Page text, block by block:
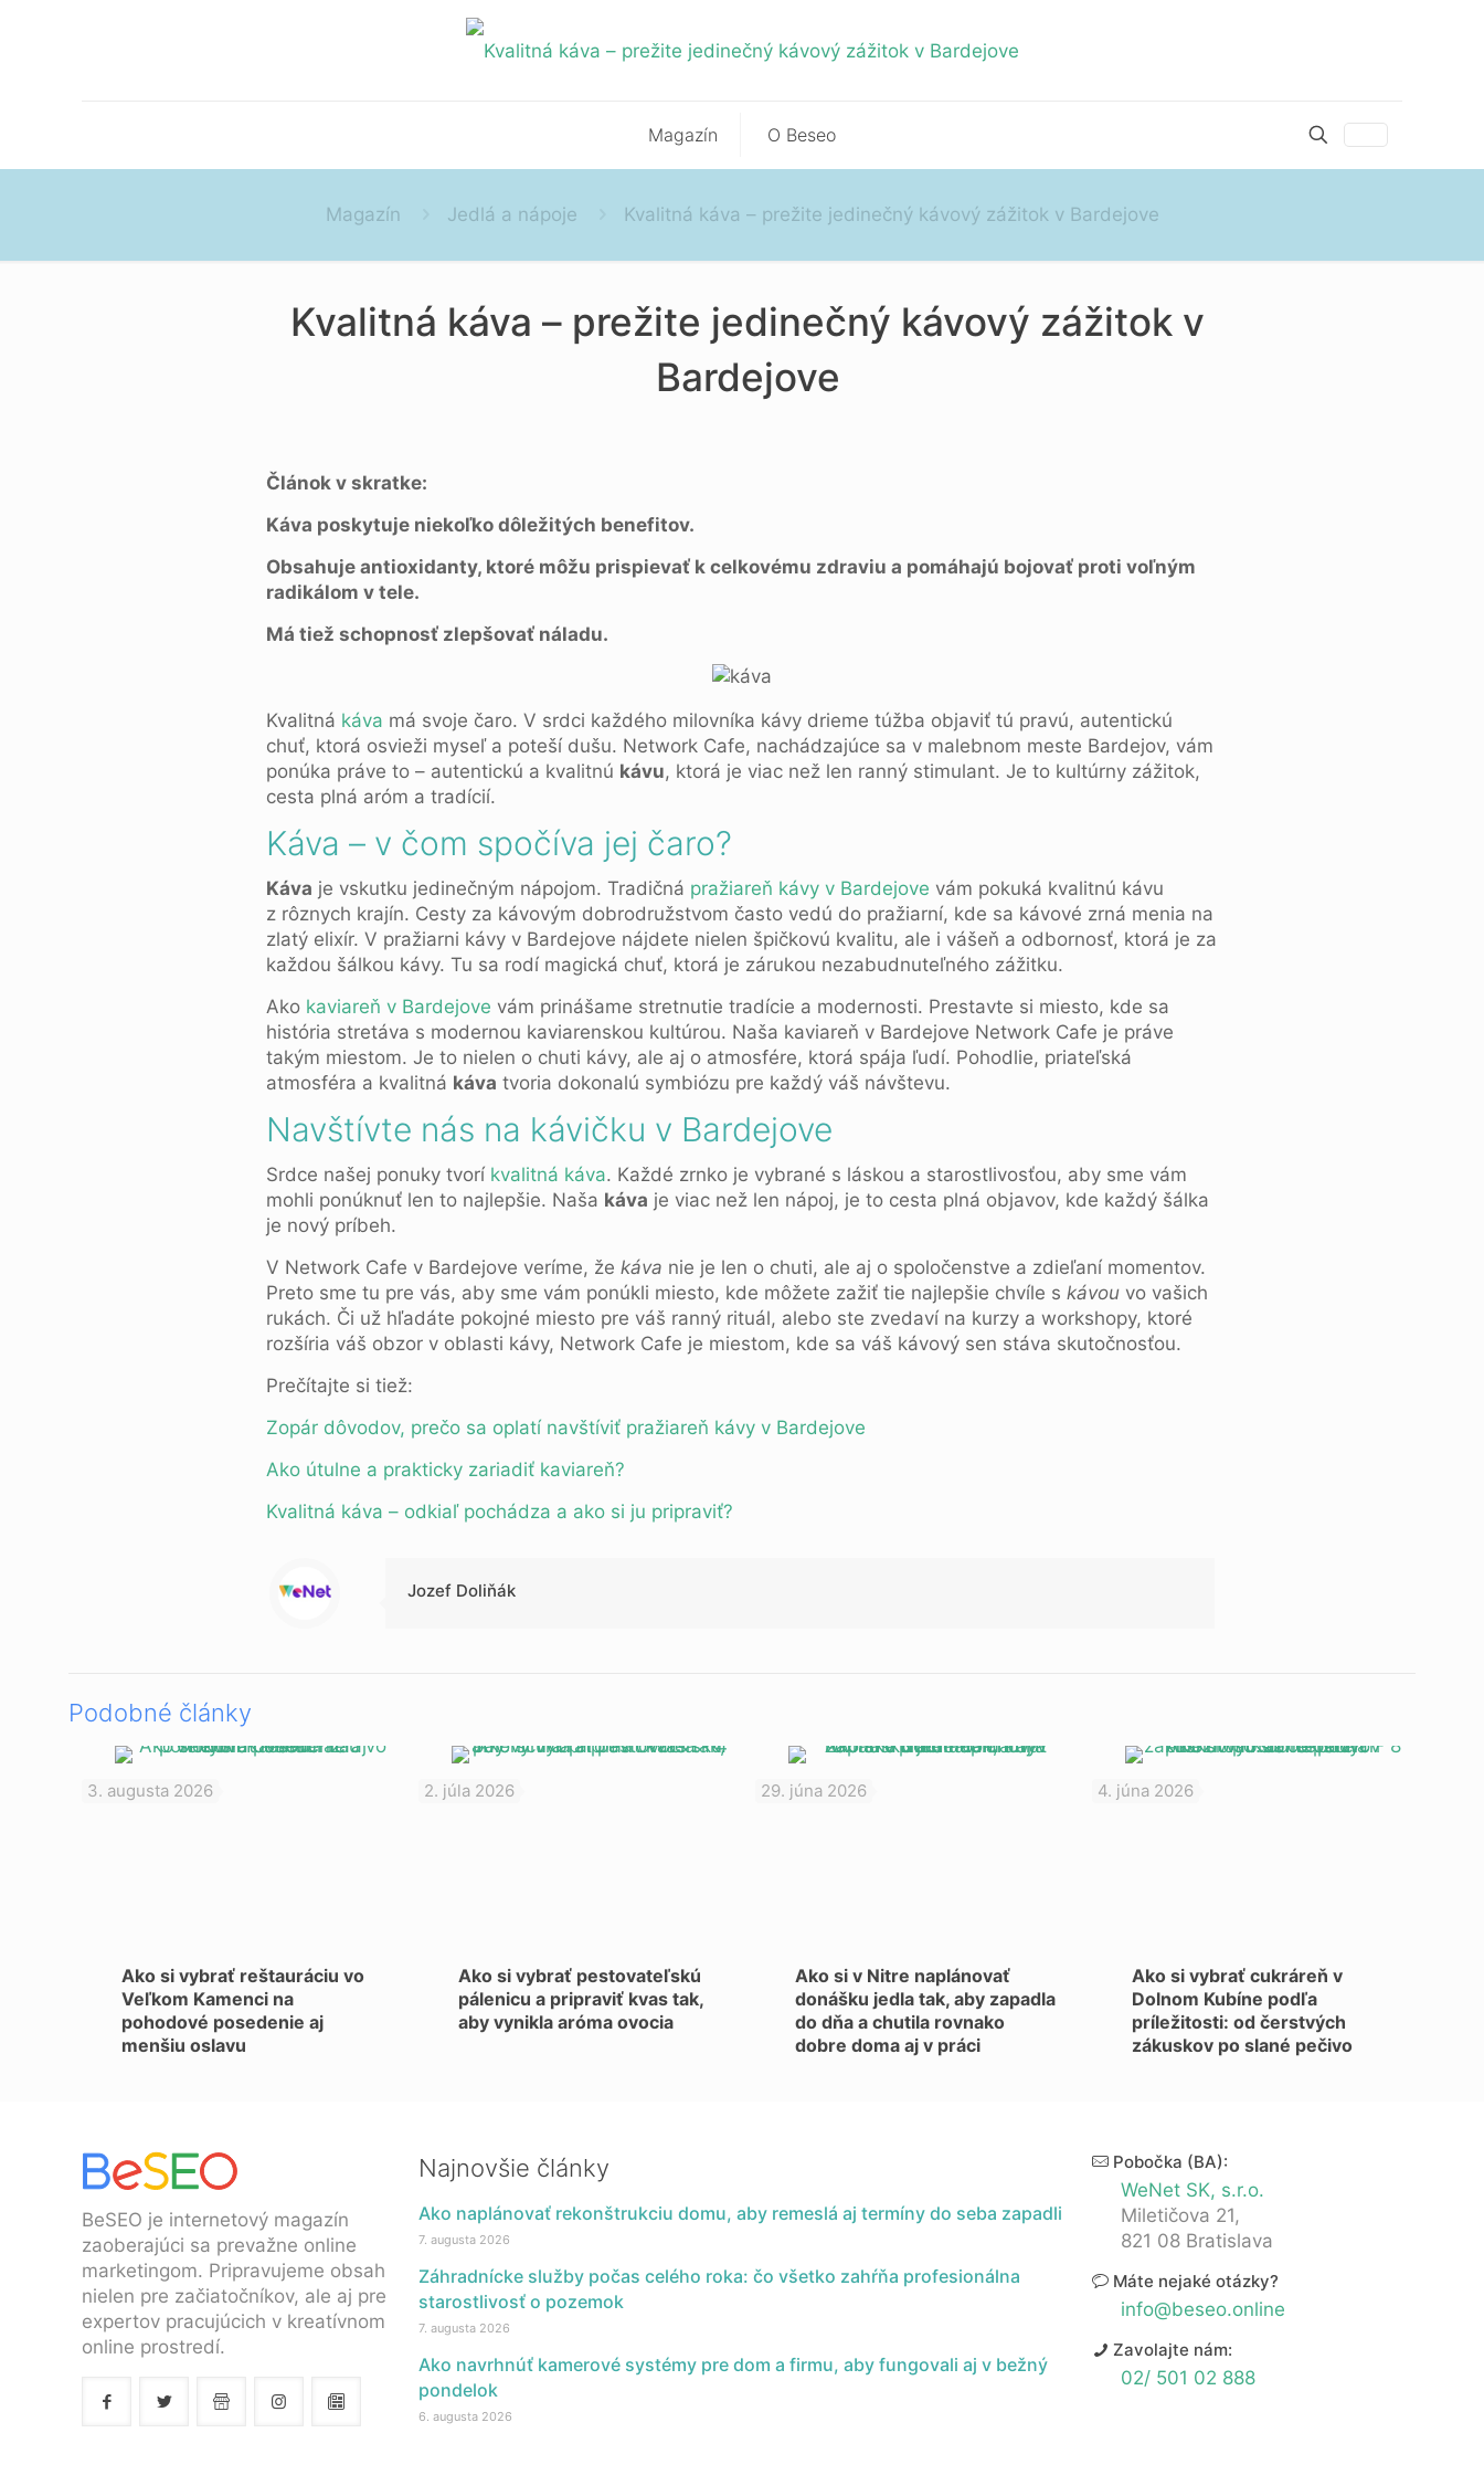
Magazín O Beseo
Magazín Jedlá a nápoje Kvalitná káva – prežite jedinečný kávový zážitok v Bardejove
Kvalitná káva – prežite jedinečný kávový zážitok v
Bardejove
Článok v skratke:
Káva poskytuje niekoľko dôležitých benefitov.
Obsahuje antioxidanty, ktoré môžu prispievať k celkovému zdraviu a pomáhajú bojovať proti voľným
radikálom v tele.
Má tiež schopnosť zlepšovať náladu.
Kvalitná káva má svoje čaro. V srdci každého milovníka kávy drieme túžba objaviť tú pravú, autentickú
chuť, ktorá osvieži myseľ a poteší dušu. Network Cafe, nachádzajúce sa v malebnom meste Bardejov, vám
ponúka práve to – autentickú a kvalitnú kávu, ktorá je viac než len ranný stimulant. Je to kultúrny zážitok,
cesta plná aróm a tradícií.
Káva – v čom spočíva jej čaro?
Káva je vskutku jedinečným nápojom. Tradičná pražiareň kávy v Bardejove vám pokuká kvalitnú kávu
z rôznych krajín. Cesty za kávovým dobrodružstvom často vedú do pražiarní, kde sa kávové zrná menia na
zlatý elixír. V pražiarni kávy v Bardejove nájdete nielen špičkovú kvalitu, ale i vášeň a odbornosť, ktorá je za
každou šálkou kávy. Tu sa rodí magická chuť, ktorá je zárukou nezabudnuteľného zážitku.
Ako kaviareň v Bardejove vám prinášame stretnutie tradície a modernosti. Prestavte si miesto, kde sa
história stretáva s modernou kaviarenskou kultúrou. Naša kaviareň v Bardejove Network Cafe je práve
takým miestom. Je to nielen o chuti kávy, ale aj o atmosfére, ktorá spája ľudí. Pohodlie, priateľská
atmosféra a kvalitná káva tvoria dokonalú symbiózu pre každý váš návštevu.
Navštívte nás na kávičku v Bardejove
Srdce našej ponuky tvorí kvalitná káva. Každé zrnko je vybrané s láskou a starostlivosťou, aby sme vám
mohli ponúknuť len to najlepšie. Naša káva je viac než len nápoj, je to cesta plná objavov, kde každý šálka
je nový príbeh.
V Network Cafe v Bardejove veríme, že káva nie je len o chuti, ale aj o spoločenstve a zdieľaní momentov.
Preto sme tu pre vás, aby sme vám ponúkli miesto, kde môžete zažiť tie najlepšie chvíle s kávouvo vašich
rukách. Či už hľadáte pokojné miesto pre váš ranný rituál, alebo ste zvedaví na kurzy a workshopy, ktoré
rozšíria váš obzor v oblasti kávy, Network Cafe je miestom, kde sa váš kávový sen stáva skutočnosťou.
Prečítajte si tiež:
Zopár dôvodov, prečo sa oplatí navštíviť pražiareň kávy v Bardejove
Ako útulne a prakticky zariadiť kaviareň?
Kvalitná káva – odkiaľ pochádza a ako si ju pripraviť?
Jozef Doliňák
Podobné články
3. augusta 2026
Ako si vybrať reštauráciu vo
Veľkom Kamenci na
pohodové posedenie aj
menšiu oslavu
2. júla 2026
Ako si vybrať pestovateľskú
pálenicu a pripraviť kvas tak,
aby vynikla aróma ovocia
29. júna 2026
Ako si v Nitre naplánovať
donášku jedla tak, aby zapadla
do dňa a chutila rovnako
dobre doma aj v práci
4. júna 2026
Ako si vybrať cukráreň v
Dolnom Kubíne podľa
príležitosti: od čerstvých
zákuskov po slané pečivo
BeSEO je internetový magazín
zaoberajúci sa prevažne online
marketingom. Pripravujeme obsah
nielen pre začiatočníkov, ale aj pre
expertov pracujúcich v kreatívnom
online prostredí.
Najnovšie články
Ako naplánovať rekonštrukciu domu, aby remeslá aj termíny do seba zapadli
7. augusta 2026
Záhradnícke služby počas celého roka: čo všetko zahŕňa profesionálna
starostlivosť o pozemok
7. augusta 2026
Ako navrhnúť kamerové systémy pre dom a firmu, aby fungovali aj v bežný
pondelok
6. augusta 2026
Pobočka (BA):
WeNet SK, s.r.o.
Miletičova 21,
821 08 Bratislava
Máte nejaké otázky?
info@beseo.online
Zavolajte nám:
02/ 501 02 888